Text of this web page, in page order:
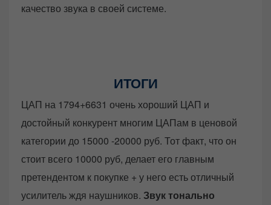
качество звука в своей системе.
ИТОГИ
ЦАП на 1794+6631 очень хороший ЦАП и
достойный конкурент многим ЦАПам в ценовой
категории до 15000 -20000 руб. Тот факт, что он
стоит всего 10000 руб, делает его главным
претендентом к покупке + у него есть отличный
усилитель ждя наушников. Звук тонально